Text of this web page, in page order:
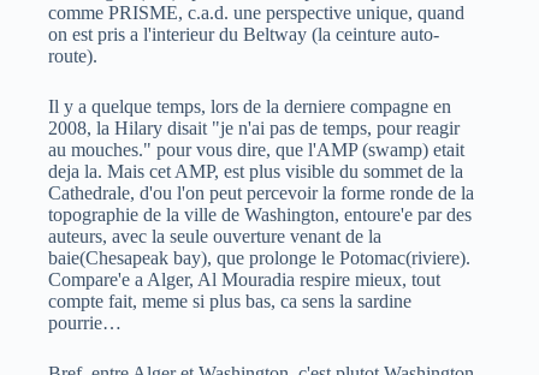
comme PRISME, c.a.d. une perspective unique, quand
on est pris a l'interieur du Beltway (la ceinture auto-
route).
Il y a quelque temps, lors de la derniere compagne en
2008, la Hilary disait "je n'ai pas de temps, pour reagir
au mouches." pour vous dire, que l'AMP (swamp) etait
deja la. Mais cet AMP, est plus visible du sommet de la
Cathedrale, d'ou l'on peut percevoir la forme ronde de la
topographie de la ville de Washington, entoure'e par des
auteurs, avec la seule ouverture venant de la
baie(Chesapeak bay), que prolonge le Potomac(riviere).
Compare'e a Alger, Al Mouradia respire mieux, tout
compte fait, meme si plus bas, ca sens la sardine
pourrie…